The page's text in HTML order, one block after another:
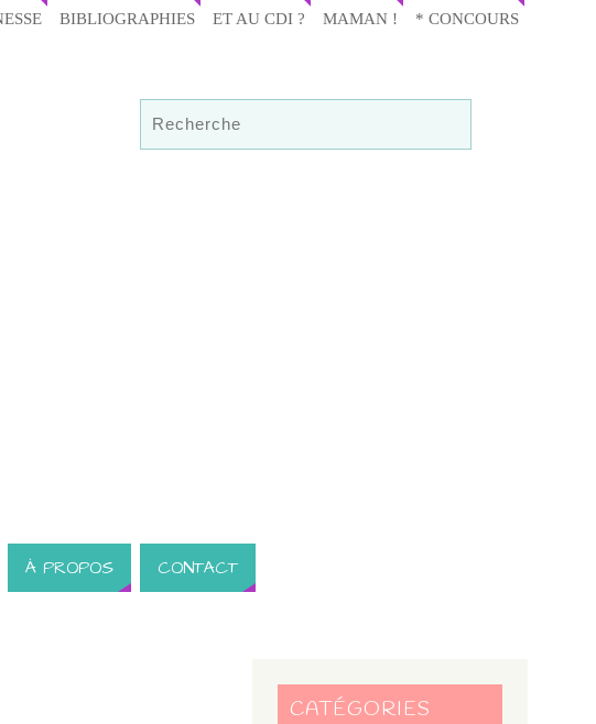
BIBLIOGRAPHIES ET AU CDI ? MAMAN ! * CONCOURS
À PROPOS CONTACT
CATÉGORIES